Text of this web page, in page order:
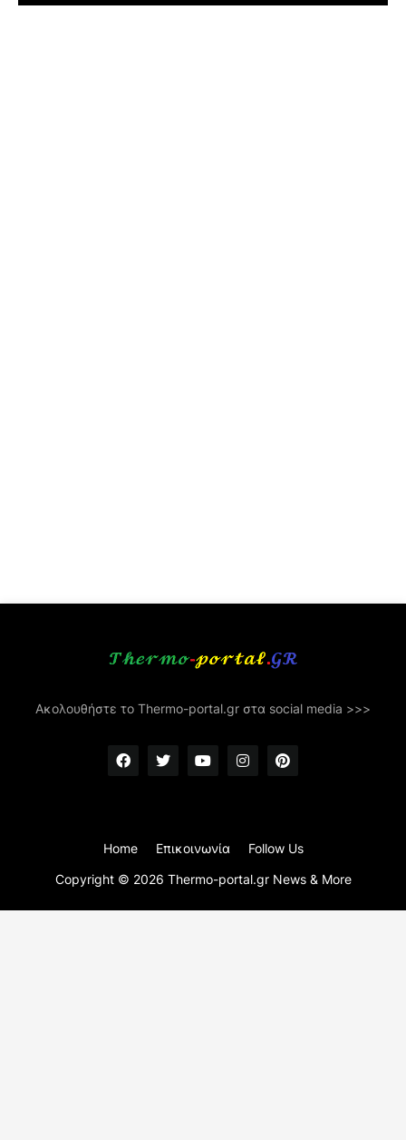
Ακολουθήστε το Thermo-portal.gr στα social media >>>
Copyright © 2026 Thermo-portal.gr News & More
Home Επικοινωνία Follow Us